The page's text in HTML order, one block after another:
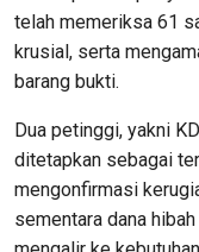
telah memeriksa 61
krusial, serta
barang bukti.
Dua petinggi, yakni
ditetapkan sebagai
mengonfirmasi
sementara dana